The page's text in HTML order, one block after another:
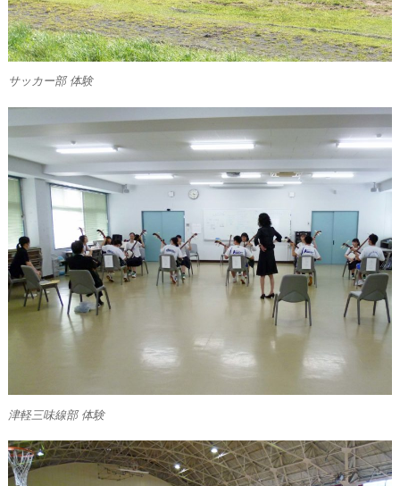
サッカー部 体験
津軽三味線部 体験